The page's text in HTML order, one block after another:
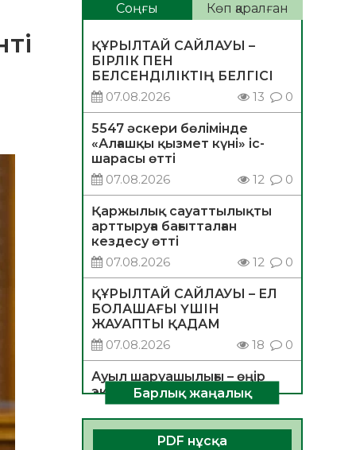
Соңғы Көп қаралған
ҚҰРЫЛТАЙ САЙЛАУЫ –
БІРЛІК ПЕН
БЕЛСЕНДІЛІКТІҢ БЕЛГІСІ
07.08.2026
13 0
5547 әскери бөлімінде
«Алғашқы қызмет күні» іс-
шарасы өтті
07.08.2026
12 0
Қаржылық сауаттылықты
арттыруға бағытталған
кездесу өтті
07.08.2026
12 0
ҚҰРЫЛТАЙ САЙЛАУЫ – ЕЛ
БОЛАШАҒЫ ҮШІН
ЖАУАПТЫ ҚАДАМ
07.08.2026
18 0
Ауыл шаруашылығы – өңір
экономикасының негізгі
тірегі
06.08.2026
28 0
Барлық жаңалық
PDF нұсқа